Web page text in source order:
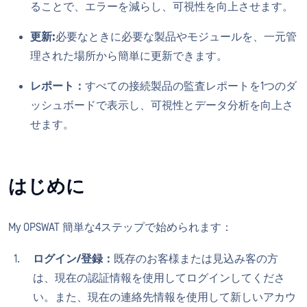
ることで、エラーを減らし、可視性を向上させます。
更新:必要なときに必要な製品やモジュールを、一元管
理された場所から簡単に更新できます。
レポート： すべての接続製品の監査レポートを1つのダ
ッシュボードで表示し、可視性とデータ分析を向上さ
せます。
はじめに
My OPSWAT 簡単な4ステップで始められます：
ログイン/登録： 既存のお客様または見込み客の方
は、現在の認証情報を使用してログインしてくださ
い。また、現在の連絡先情報を使用して新しいアカウ